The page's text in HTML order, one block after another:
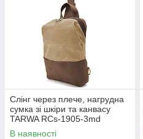
Слінг через плече, нагрудна
сумка зі шкіри та канвасу
TARWA RCs-1905-3md
В наявності